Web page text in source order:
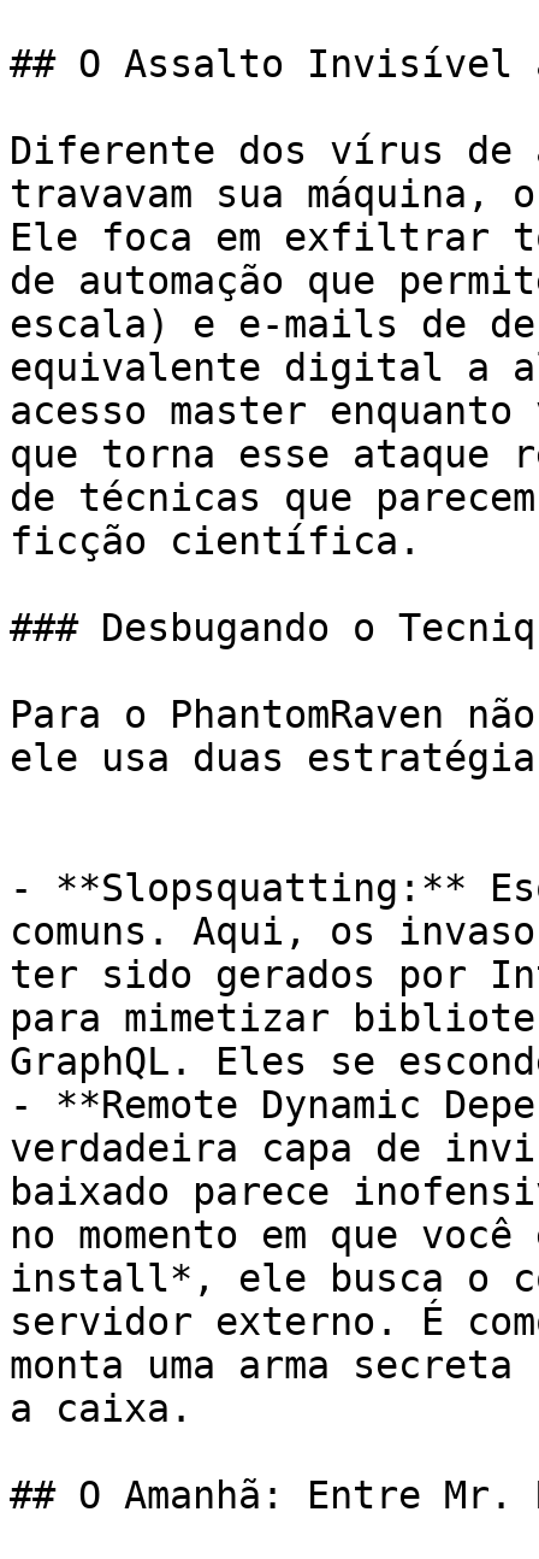
## O Assalto Invisível
Diferente dos vírus de
travavam sua máquina,
Ele foca em exfiltrar
de automação que
escala) e e-mails de
equivalente digital a
acesso master
que torna esse ataque
de técnicas que
ficção científica.
### Desbugando o
Para o PhantomRaven
ele usa duas
- **Slopsquatting:**
comuns. Aqui, os
ter sido gerados por
para mimetizar
GraphQL. Eles se
- **Remote Dynamic
verdadeira capa de
baixado parece
no momento em que
install*, ele busca o
servidor externo. É
monta uma arma
a caixa.
## O Amanhã: Entre